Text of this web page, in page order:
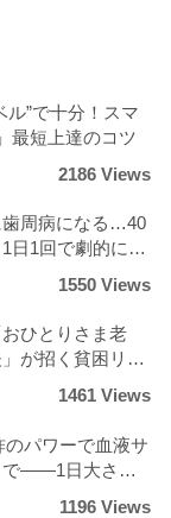
ル”で十分！スマ
最短上達のコツ
2186 Views
歯周病になる…40
日1回で劇的にツ
1550 Views
ひとりさま老
が招く貧困リス
1461 Views
のパワーで血液サ
――1日大さじ3
1196 Views